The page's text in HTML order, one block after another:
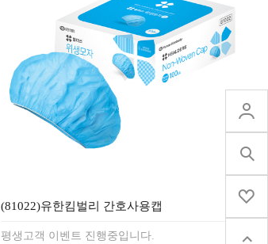
(81022)유한킴벌리 간호사용캡
평생고객 이벤트 진행중입니다.